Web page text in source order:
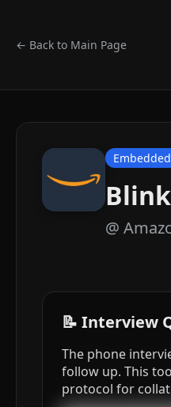
← Back to Main Page
@
📝 Interview
The phone
follow up. This
protocol for